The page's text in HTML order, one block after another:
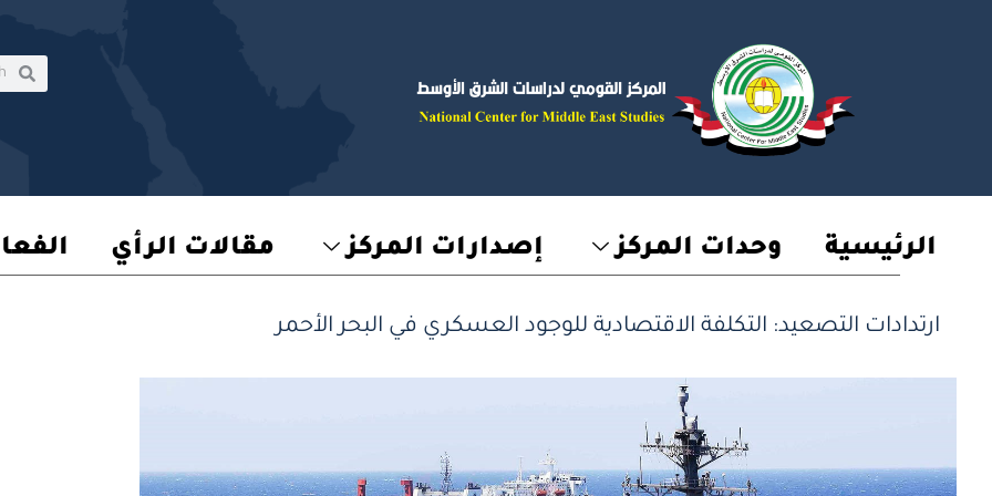
الرئيسية وحدات المركز إصدارات المركز مقالات الرأي
ارتدادات التصعيد: التكلفة الاقتصادية للوجود العسكري في البحر الأحمر